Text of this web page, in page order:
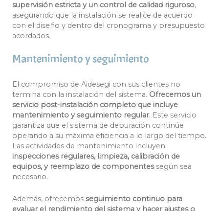
supervisión estricta y un control de calidad riguroso,
asegurando que la instalación se realice de acuerdo
con el diseño y dentro del cronograma y presupuesto
acordados.
Mantenimiento y seguimiento
El compromiso de Aidesegi con sus clientes no
termina con la instalación del sistema. Ofrecemos un
servicio post-instalación completo que incluye
mantenimiento y seguimiento regular. Este servicio
garantiza que el sistema de depuración continúe
operando a su máxima eficiencia a lo largo del tiempo.
Las actividades de mantenimiento incluyen
inspecciones regulares, limpieza, calibración de
equipos, y reemplazo de componentessegún sea
necesario.
Además, ofrecemos seguimiento continuo para
evaluar el rendimiento del sistema y hacer ajustes o